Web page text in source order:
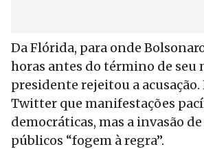
Da Flórida, para onde
horas antes do término de seu
presidente rejeitou a acusação.
Twitter que manifestações
democráticas, mas a invasão
públicos “fogem à regra”.